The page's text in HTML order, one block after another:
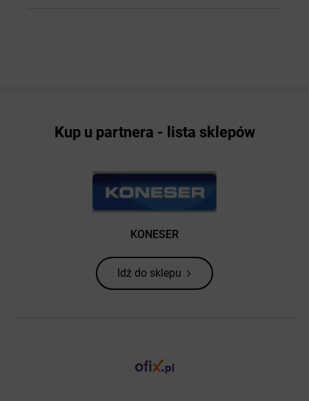
Kup u partnera - lista sklepów
KONESER
Idź do sklepu